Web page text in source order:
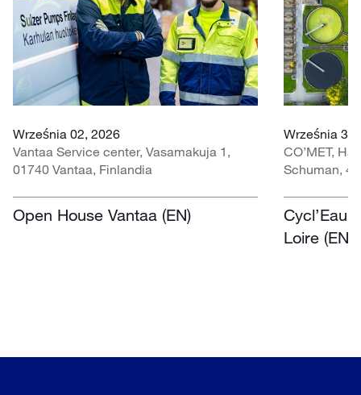
Września 02, 2026
Vantaa Service center, Vasamakuja 1,
01740 Vantaa, Finlandia
Open House Vantaa (EN)
Września 30
CO’MET,
Schuman,
Cycl’Eau
Loire (EN)